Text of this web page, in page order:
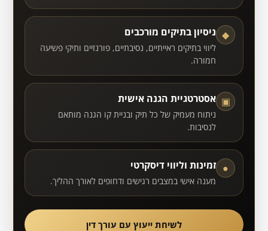
◆ ניסיון בתיקים מורכבים
ליווי בתיקים ראייתיים, נסיבתיים, פורנזיים ותיקי פשיעה
חמורה.
▣ אסטרטגיית הגנה אישית
ניתוח מעמיק של כל תיק ובניית קו הגנה מותאם
לנסיבות.
● זמינות וליווי דיסקרטי
מענה אישי במצבים רגישים ודחופים לאורך ההליך.
לשיחת ייעוץ עם עורך דין